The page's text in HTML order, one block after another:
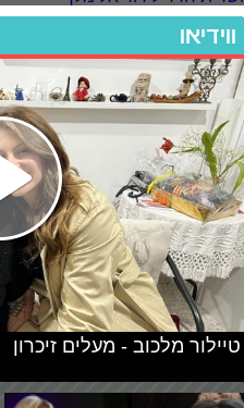
ווידיאו
טיילור מלכוב - מעלים זיכרון